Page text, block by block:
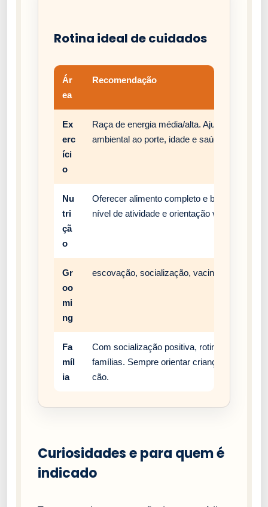
Rotina ideal de cuidados
Ár
ea
Recomendação
Ex
erc
íci
o
Raça de energia média/alta. Ajuste
ambiental ao porte, idade e saúde do cão.
Nu
tri
çã
o
Oferecer alimento completo e balanceado,
nível de atividade e orientação veterinária.
Gr
oo
mi
ng
escovação, socialização, vacinação e rotina
Fa
míl
ia
Com socialização positiva, rotina estável e
famílias. Sempre orientar crianças a
cão.
Curiosidades e para quem é
indicado